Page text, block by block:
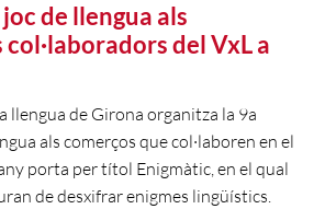
de llengua als
del VxL a
llengua de Girona organitza la 9a
als comerços que col·laboren en el
porta per títol Enigmàtic, en el qual
de desxifrar enigmes lingüístics.